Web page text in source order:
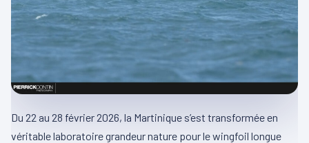
Du 22 au 28 février 2026, la Martinique s’est transformée en
véritable laboratoire grandeur nature pour le wingfoil longue